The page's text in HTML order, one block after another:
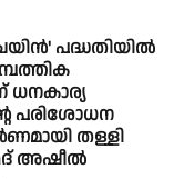
പദ്ധതിയിൽ
ധനകാര്യ
പരിശോധന
തള്ളി
അഷീൽ